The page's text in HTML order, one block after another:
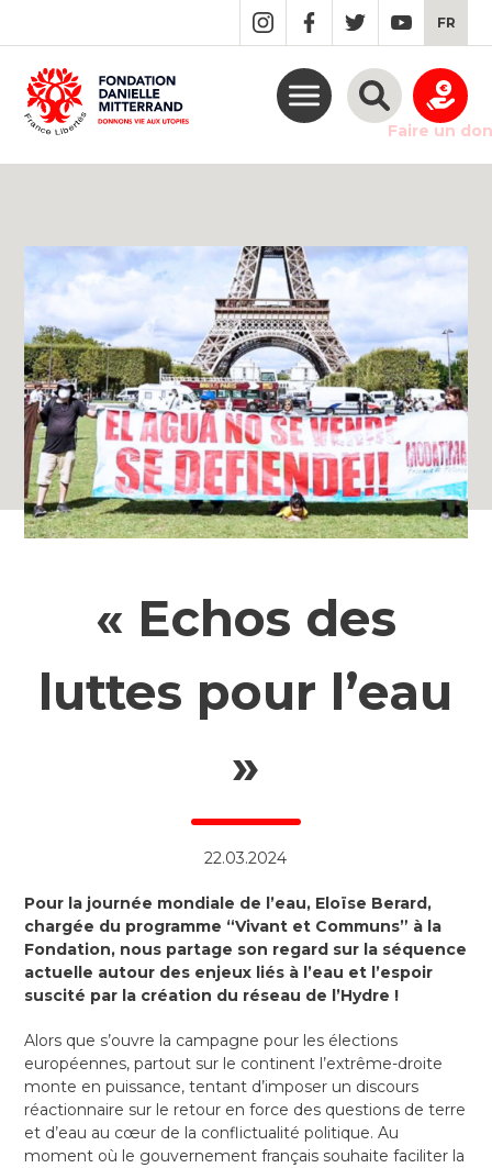
MAIN
CONTENT
FR
Faire un don
« Echos des
luttes pour l’eau
»
22.03.2024
Pour la journée mondiale de l’eau, Eloïse Berard,
chargée du programme “Vivant et Communs” à la
Fondation, nous partage son regard sur la séquence
actuelle autour des enjeux liés à l’eau et l’espoir
suscité par la création du réseau de l’Hydre !
Alors que s’ouvre la campagne pour les élections
européennes, partout sur le continent l’extrême-droite
monte en puissance, tentant d’imposer un discours
réactionnaire sur le retour en force des questions de terre
et d’eau au cœur de la conflictualité politique. Au
moment où le gouvernement français souhaite faciliter la